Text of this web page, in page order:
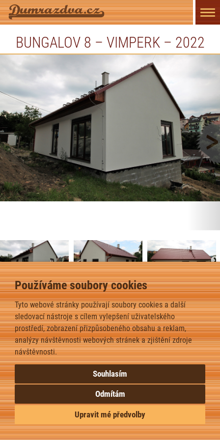
Používáme soubory cookies
Tyto webové stránky používají soubory cookies a další
sledovací nástroje s cílem vylepšení uživatelského
prostředí, zobrazení přizpůsobeného obsahu a reklam,
analýzy návštěvnosti webových stránek a zjištění zdroje
návštěvnosti.
Souhlasím
Odmítám
Upravit mé předvolby
BUNGALOV 8 – VIMPERK – 2022
Bungalov 8 – Vimperk – 2022
Dispozice domu je 4kk na zastavěné ploše 97,6m2.
zpět
Upravit nastavení cookies